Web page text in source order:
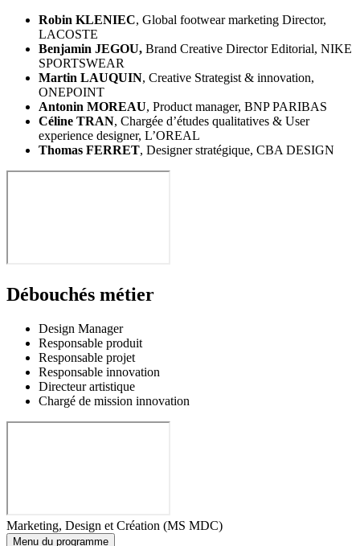
Robin KLENIEC, Global footwear marketing Director,
LACOSTE
Benjamin JEGOU, Brand Creative Director Editorial, NIKE
SPORTSWEAR
Martin LAUQUIN, Creative Strategist & innovation,
ONEPOINT
Antonin MOREAU, Product manager, BNP PARIBAS
Céline TRAN, Chargée d’études qualitatives & User
experience designer, L’OREAL
Thomas FERRET, Designer stratégique, CBA DESIGN
Débouchés métier
Design Manager
Responsable produit
Responsable projet
Responsable innovation
Directeur artistique
Chargé de mission innovation
Marketing, Design et Création (MS MDC)
Menu du programme